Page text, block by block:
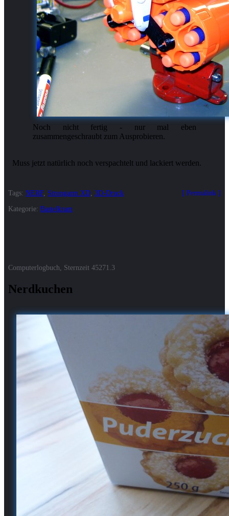
Noch nicht fertig - nur mal eben
zusammengeschraubt zum Ausprobieren.
Permalink
Tags: NERF, Strongarm XD 3D-Druck
Kategorie: Bastelkram
Computerlogbuch, Sternzeit 45271.3
Nerdkuchen